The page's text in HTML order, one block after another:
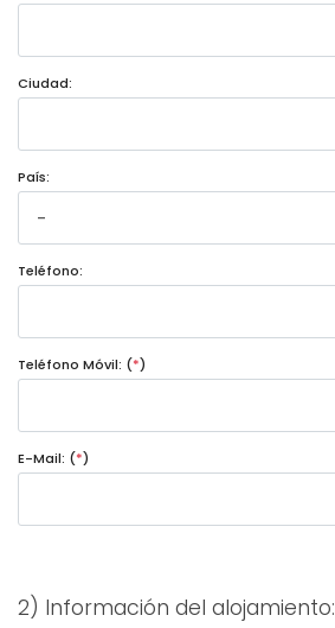
Ciudad:
País:
-
Teléfono:
Teléfono Móvil: (*)
E-Mail: (*)
2) Información del alojamiento: